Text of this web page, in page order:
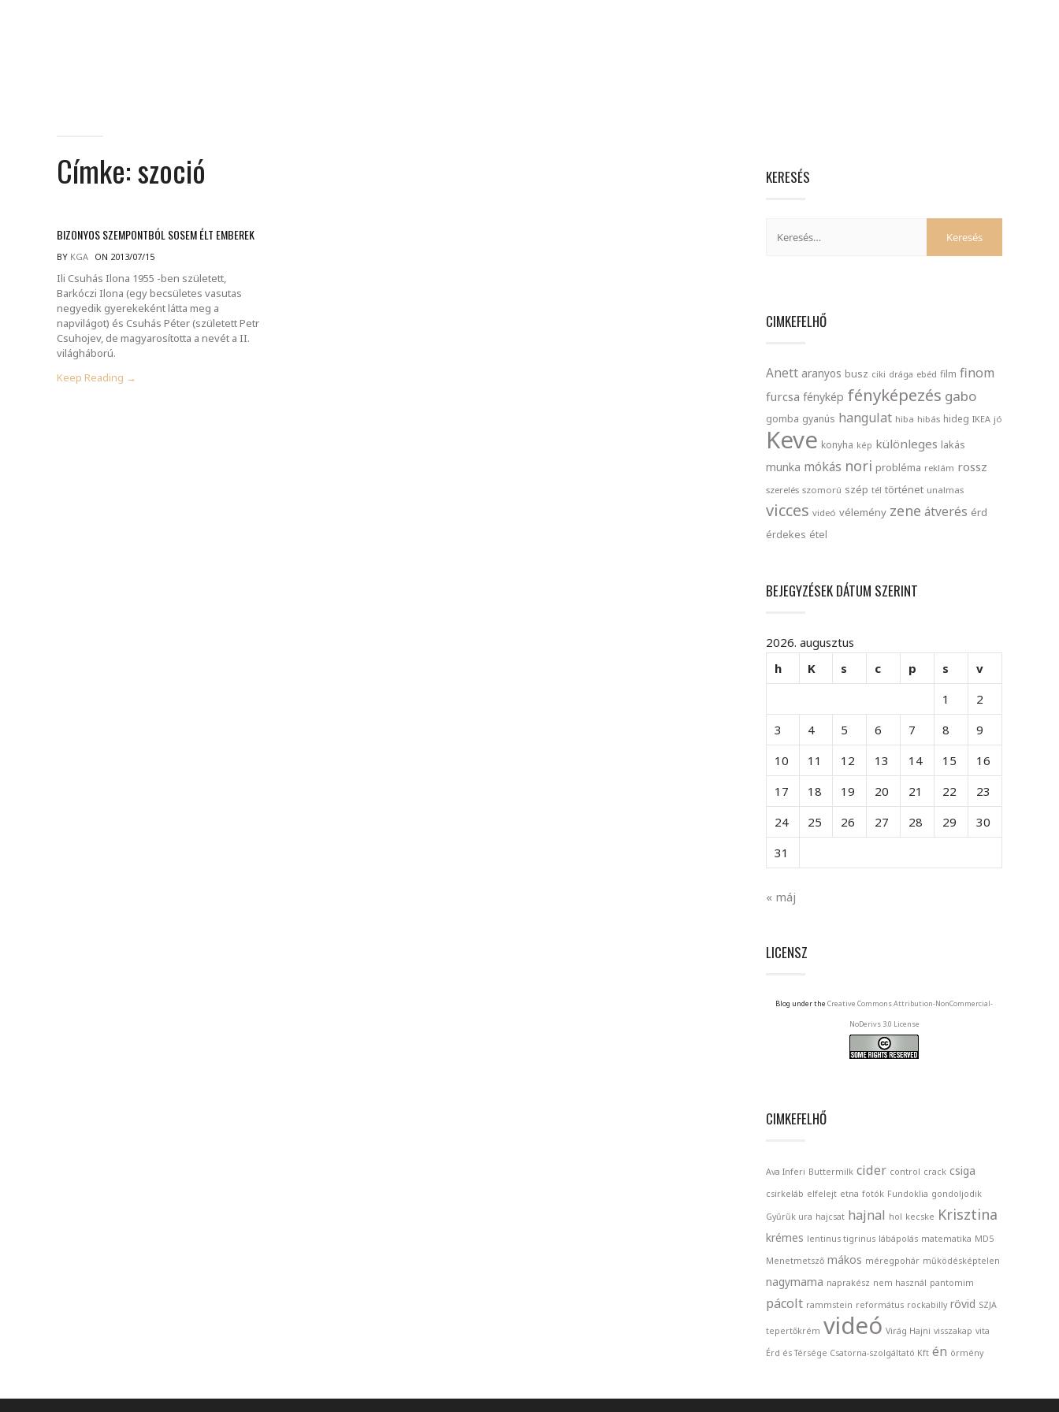
Címke:szoció
BIZONYOS SZEMPONTBÓL SOSEM ÉLT EMBEREK
BY KGA ON 2013/07/15
Ili Csuhás Ilona 1955 -ben született,
Barkóczi Ilona (egy becsületes vasutas
negyedik gyerekeként látta meg a
napvilágot) és Csuhás Péter (született Petr
Csuhojev, de magyarosította a nevét a II.
világháború.
Keep Reading →
KERESÉS
CIMKEFELHŐ
Anett aranyos busz ciki drága ebéd film finom
furcsa fénykép fényképezés gabo
gomba gyanús hangulat hiba hibás hideg IKEA jó
Keve konyha kép különleges lakás
munka mókás nori probléma reklám rossz
szerelés szomorú szép tél történet unalmas
vicces videó vélemény zene átverés érd
érdekes étel
BEJEGYZÉSEK DÁTUM SZERINT
2026. augusztus
h
K s c p s
v
1
2
3
4 5 6 7 8
9
10
11 12 13 14 15
16
17
18 19 20 21 22
23
24
25 26 27 28 29
30
31
« máj
LICENSZ
Blog under the Creative Commons Attribution-NonCommercial-
NoDerivs 3.0 License
CIMKEFELHŐ
Ava Inferi Buttermilk cider control crack csiga
csirkeláb elfelejt etna fotók Fundoklia gondoljodik
Gyűrűk ura hajcsat hajnal hol kecske Krisztina
krémes lentinus tigrinus lábápolás matematika MD5
Menetmetsző mákos méregpohár működésképtelen
nagymama naprakész nem használ pantomim
pácolt rammstein református rockabilly rövid SZJA
tepertőkrém videó Virág Hajni visszakap vita
Érd és Térsége Csatorna-szolgáltató Kft én örmény